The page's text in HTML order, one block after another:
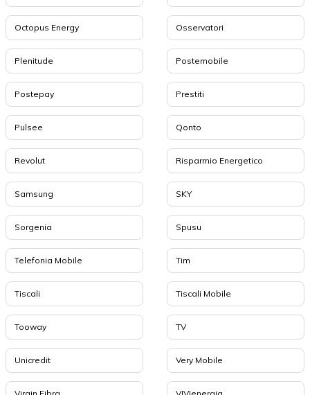
Octopus Energy Osservatori
Plenitude Postemobile
Postepay Prestiti
Pulsee Qonto
Revolut Risparmio Energetico
Samsung SKY
Sorgenia Spusu
Telefonia Mobile Tim
Tiscali Tiscali Mobile
Tooway TV
Unicredit Very Mobile